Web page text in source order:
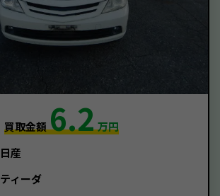
買取金額6.2万円
日産
ティーダ